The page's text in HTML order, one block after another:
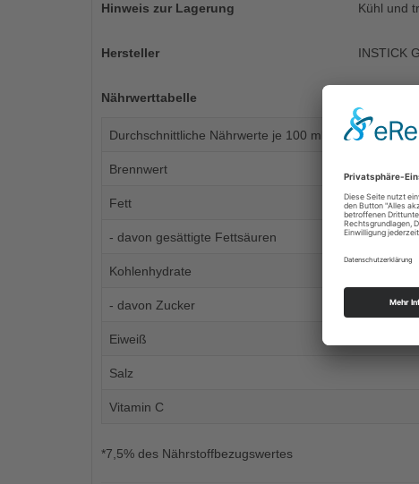
Hinweis zur Lagerung Kühl und
Hersteller INSTICK
Nährwerttabelle
Durchschnittliche Nährwerte je 100 ml fertiges Getränk
Brennwert
Fett
- davon gesättigte Fettsäuren
Kohlenhydrate
- davon Zucker
Eiweiß
Salz
Vitamin C
*7,5% des Nährstoffbezugswertes